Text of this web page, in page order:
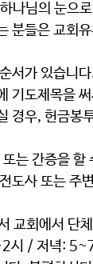
나님의 눈으
분들은 교회
서가 있습니
기도제목을
경우, 헌금봉
는 간증을 할
도사 또는 주
교회에서 단
시 / 저녁: